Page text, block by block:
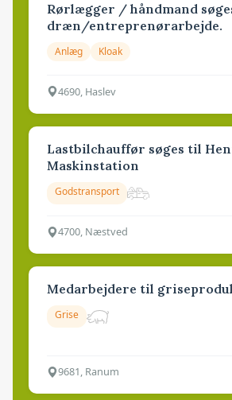
Rørlægger / håndmand
dræn/entreprenørarbejde.
Anlæg Kloak
4690, Haslev
Lastbilchauffør søges til
Maskinstation
Godstransport
4700, Næstved
Medarbejdere til
Grise
9681, Ranum